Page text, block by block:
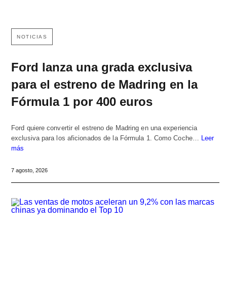
NOTICIAS
Ford lanza una grada exclusiva
para el estreno de Madring en la
Fórmula 1 por 400 euros
Ford quiere convertir el estreno de Madring en una experiencia
exclusiva para los aficionados de la Fórmula 1. Como Coche… Leer
más
7 agosto, 2026